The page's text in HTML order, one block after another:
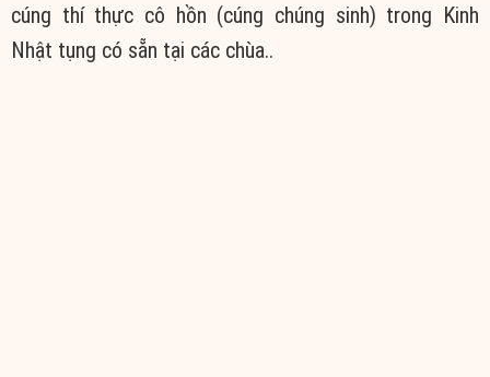
cúng thí thực cô hồn (cúng chúng sinh) trong Kinh
Nhật tụng có sẵn tại các chùa..